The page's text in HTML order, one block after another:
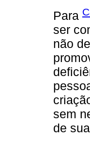
Para
ser
não
sem
de